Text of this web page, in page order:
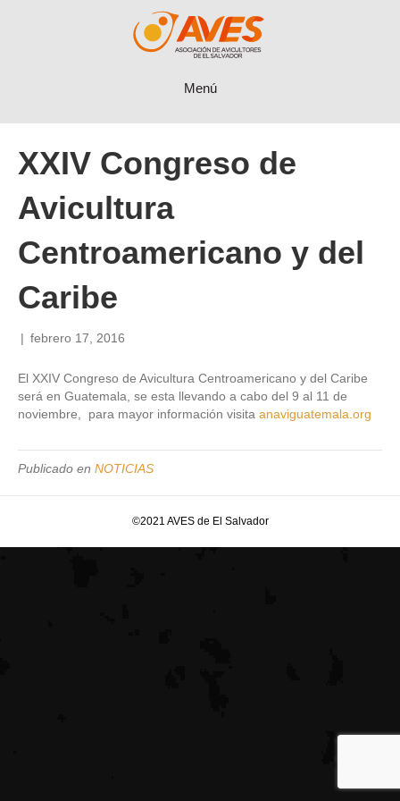
Menú
XXIV Congreso de
Avicultura
Centroamericano y del
Caribe
| febrero 17, 2016
El XXIV Congreso de Avicultura Centroamericano y del Caribe
será en Guatemala, se esta llevando a cabo del 9 al 11 de
noviembre, para mayor información visita anaviguatemala.org
Publicado en NOTICIAS
©2021 AVES de El Salvador